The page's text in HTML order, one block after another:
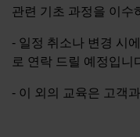
관련 기초 과정을 이수
- 일정 취소나 변경 시
로 연락 드릴 예정입니
- 이 외의 교육은 고객